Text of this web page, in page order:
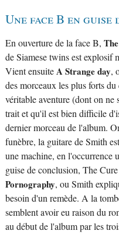
Une face B en guise
En ouverture de la face B,
de Siamese twins est explosif
Vient ensuiteA Strange day,
des morceaux les plus forts
véritable aventure (dont on
trait et qu'il est bien difficile
dernier morceau de l'album.
funèbre, la guitare de Smith
une machine, en l'occurrence
guise de conclusion, The
Pornography, ou Smith
besoin d'un remède. A la
semblent avoir eu raison du
au début de l'album par les